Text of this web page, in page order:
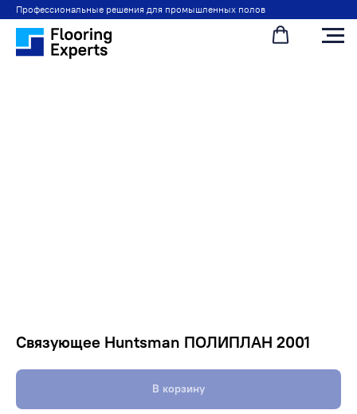
Профессиональные решения для промышленных полов
Связующее Huntsman ПОЛИПЛАН 2001
В корзину